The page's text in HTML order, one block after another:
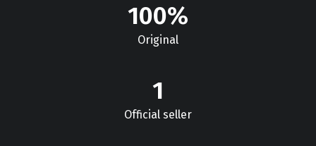
100%
Original
1
Official seller